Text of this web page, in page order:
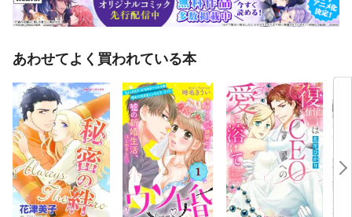
あわせてよく買われている本